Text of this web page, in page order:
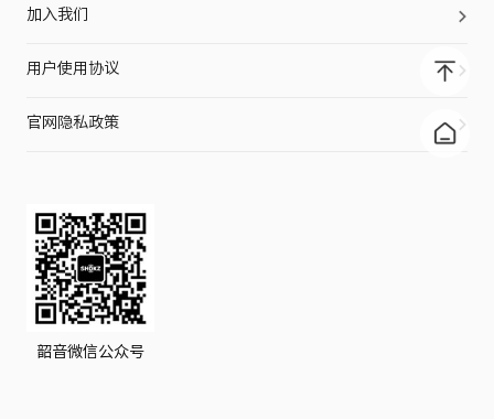
OpenFit 2
OpenFit
OpenRun Pro 2 EK联名款
OpenRun Pro
OpenRun Air
OpenMove
品牌动态
门店查询
加入我们
用户使用协议
官网隐私政策
韶音微信公众号